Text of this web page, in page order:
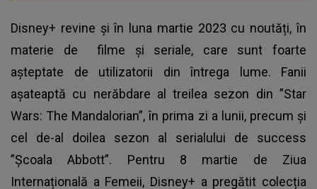
Disney+ revine și în luna martie 2023 cu noutăți, în
materie de filme și seriale, care sunt foarte
așteptate de utilizatorii din întrega lume. Fanii
așateaptă cu nerăbdare al treilea sezon din ”Star
Wars: The Mandalorian”, în prima zi a lunii, precum și
cel de-al doilea sezon al serialului de success
”Școala Abbott”. Pentru 8 martie de Ziua
Internațională a Femeii, Disney+ a pregătit colecția